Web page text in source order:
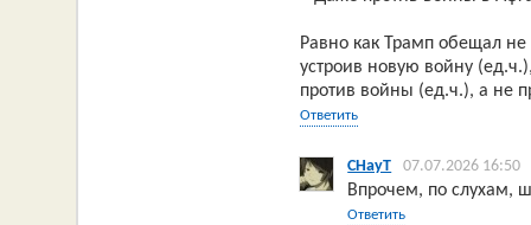
Равно как Трамп обещал
устроив новую войну
против войны (ед.ч.), а не
Ответить
CHayT 07.07.2026 16:50
Впрочем, по слухам,
Ответить